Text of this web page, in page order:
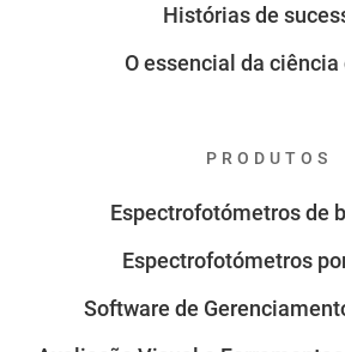
Histórias de
O essencial da ciência
PRODUTOS
Espectrofotómetros de
Espectrofotómetros
Software de